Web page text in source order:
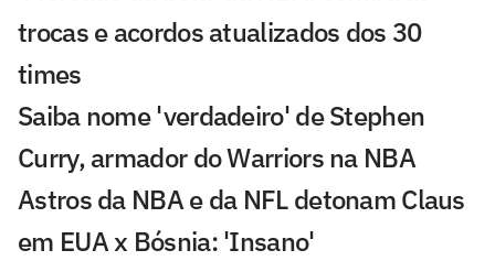
trocas e acordos atualizados dos 30
times
Saiba nome 'verdadeiro' de Stephen
Curry, armador do Warriors na NBA
Astros da NBA e da NFL detonam Claus
em EUA x Bósnia: 'Insano'